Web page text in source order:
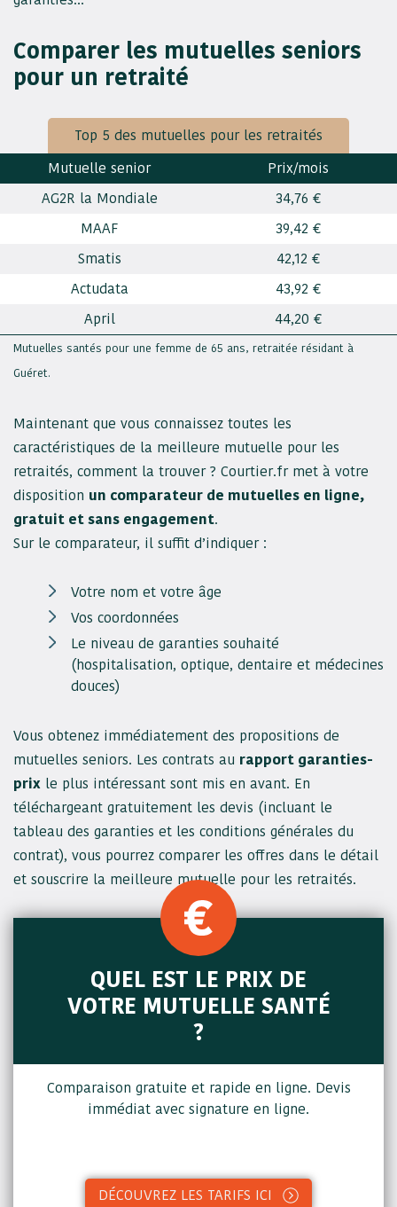
Comparer les mutuelles seniors
pour un retraité
Top 5 des mutuelles pour les retraités
Mutuelle senior
Prix/mois
AG2R la Mondiale
34,76 €
MAAF
39,42 €
Smatis
42,12 €
Actudata
43,92 €
April
44,20 €
Mutuelles santés pour une femme de 65 ans, retraitée résidant à
Guéret.
Maintenant que vous connaissez toutes les
caractéristiques de la meilleure mutuelle pour les
retraités, comment la trouver ? Courtier.fr met à votre
disposition un comparateur de mutuelles en ligne,
gratuit et sans engagement.
Sur le comparateur, il suffit d’indiquer :
Votre nom et votre âge
Vos coordonnées
Le niveau de garanties souhaité
(hospitalisation, optique, dentaire et médecines
douces)
Vous obtenez immédiatement des propositions de
mutuelles seniors. Les contrats au rapport garanties-
prix le plus intéressant sont mis en avant. En
téléchargeant gratuitement les devis (incluant le
tableau des garanties et les conditions générales du
contrat), vous pourrez comparer les offres dans le détail
et souscrire la meilleure mutuelle pour les retraités.
QUEL EST LE PRIX DE
VOTRE MUTUELLE SANTÉ
?
Comparaison gratuite et rapide en ligne. Devis
immédiat avec signature en ligne.
DÉCOUVREZ LES TARIFS ICI